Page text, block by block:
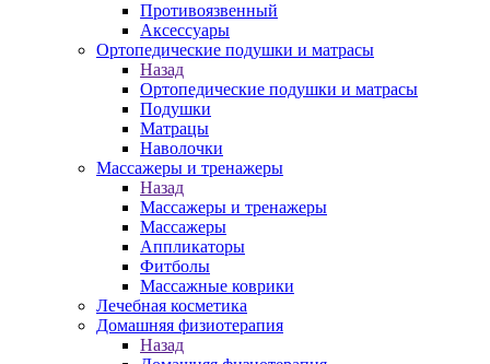
Противоязвенный
Аксессуары
Ортопедические подушки и матрасы
Назад
Ортопедические подушки и матрасы
Подушки
Матрацы
Наволочки
Массажеры и тренажеры
Назад
Массажеры и тренажеры
Массажеры
Аппликаторы
Фитболы
Массажные коврики
Лечебная косметика
Домашняя физиотерапия
Назад